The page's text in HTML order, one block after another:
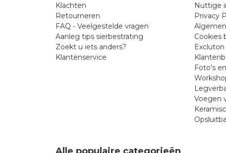
Klachten
Retourneren
FAQ - Veelgestelde vragen
Aanleg tips sierbestrating
Zoekt u iets anders?
Klantenservice
Nuttige
Privacy
Cookies
Foto's
Voegen